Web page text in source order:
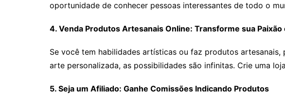
oportunidade de conhecer pessoas interessantes de todo o
4. Venda Produtos Artesanais Online: Transforme sua Paixão
Se você tem habilidades artísticas ou faz produtos
arte personalizada, as possibilidades são infinitas. Crie uma
5. Seja um Afiliado: Ganhe Comissões Indicando Produtos